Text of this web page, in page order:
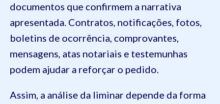
documentos que confirmem a narrativa
apresentada. Contratos, notificações, fotos,
boletins de ocorrência, comprovantes,
mensagens, atas notariais e testemunhas
podem ajudar a reforçar o pedido.
Assim, a análise da liminar depende da forma